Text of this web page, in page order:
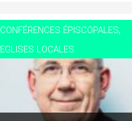
CONFÉRENCES ÉPISCOPALES,
EGLISES LOCALES